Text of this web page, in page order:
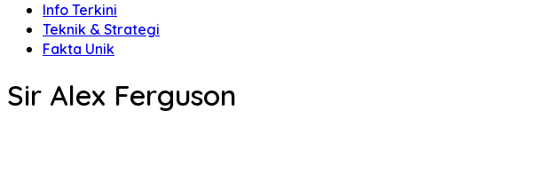
Info Terkini
Teknik & Strategi
Fakta Unik
Sir Alex Ferguson